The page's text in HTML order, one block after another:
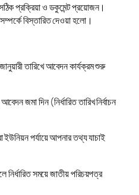
প্রক্রিয়া ও ডকুমেন্ট প্রয়োজন।
বিস্তারিত দেওয়া হলো।
তারিখে আবেদন কার্যক্রম শুরু
জমা দিন (নির্ধারিত তারিখ নির্বাচন
পর্যায়ে আপনার তথ্য যাচাই
নির্ধারিত সময়ে জাতীয় পরিচয়পত্র